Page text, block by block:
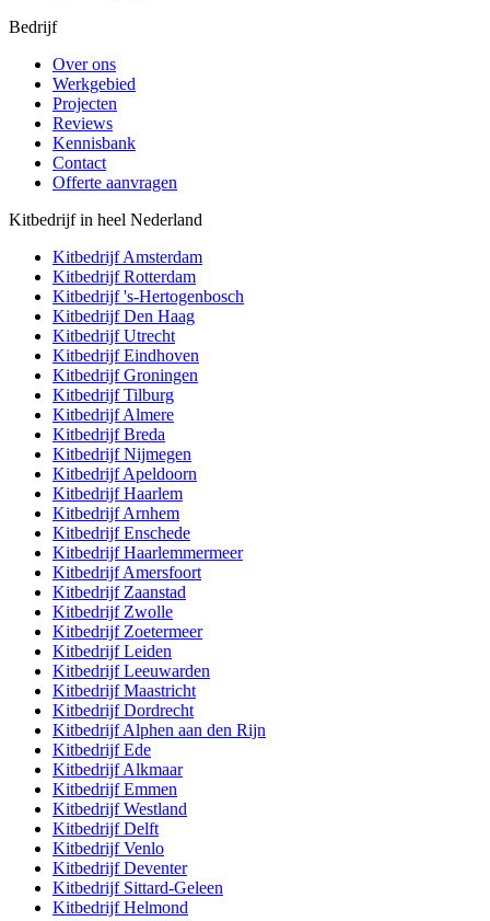
Bedrijf
Over ons
Werkgebied
Projecten
Reviews
Kennisbank
Contact
Offerte aanvragen
Kitbedrijf in heel Nederland
KitbedrijfAmsterdam
KitbedrijfRotterdam
Kitbedrijf's-Hertogenbosch
KitbedrijfDen Haag
KitbedrijfUtrecht
KitbedrijfEindhoven
KitbedrijfGroningen
KitbedrijfTilburg
KitbedrijfAlmere
KitbedrijfBreda
KitbedrijfNijmegen
KitbedrijfApeldoorn
KitbedrijfHaarlem
KitbedrijfArnhem
KitbedrijfEnschede
KitbedrijfHaarlemmermeer
KitbedrijfAmersfoort
Kitbedrijf Zaanstad
Kitbedrijf Zwolle
Kitbedrijf Zoetermeer
KitbedrijfLeiden
KitbedrijfLeeuwarden
KitbedrijfMaastricht
KitbedrijfDordrecht
KitbedrijfAlphen aan den Rijn
KitbedrijfEde
KitbedrijfAlkmaar
KitbedrijfEmmen
KitbedrijfWestland
KitbedrijfDelft
KitbedrijfVenlo
KitbedrijfDeventer
Kitbedrijf Sittard-Geleen
KitbedrijfHelmond